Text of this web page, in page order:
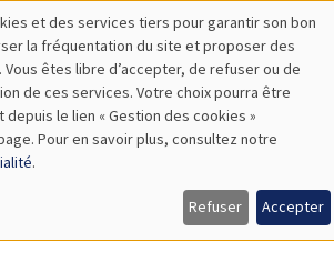
et des services tiers pour garantir son bon
la fréquentation du site et proposer des
êtes libre d’accepter, de refuser ou de
de ces services. Votre choix pourra être
le lien « Gestion des cookies »
Pour en savoir plus, consultez notre
.
Refuser Accepter